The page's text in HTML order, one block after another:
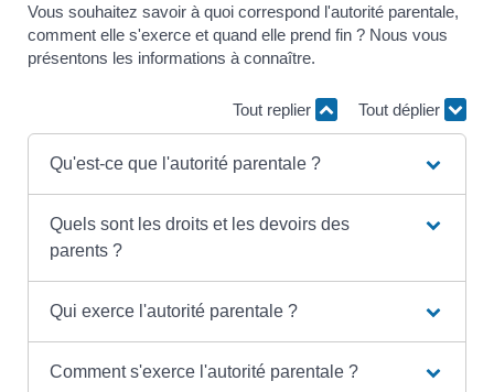
Vous souhaitez savoir à quoi correspond l'autorité parentale,
comment elle s'exerce et quand elle prend fin ? Nous vous
présentons les informations à connaître.
Tout replier Tout déplier
Qu'est-ce que l'autorité parentale ?
Quels sont les droits et les devoirs des
parents ?
Qui exerce l'autorité parentale ?
Comment s'exerce l'autorité parentale ?